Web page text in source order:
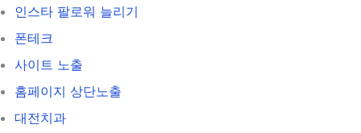
인스타 팔로워 늘리기
폰테크
사이트 노출
홈페이지 상단노출
대전치과